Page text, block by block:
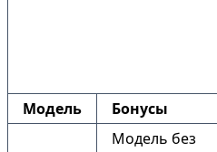
Модель
Бонусы
Модель без